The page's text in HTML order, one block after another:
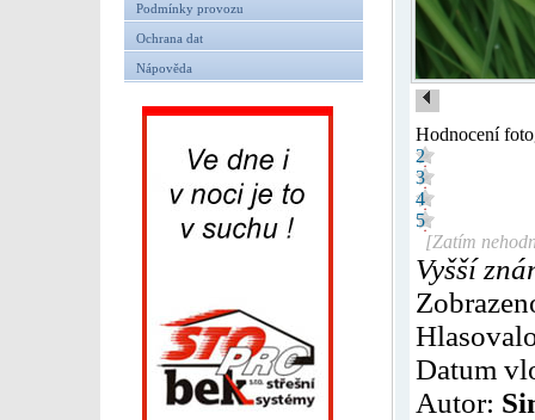
Podmínky provozu
Ochrana dat
Nápověda
Hodnocení
2
3
4
5
[Zatím
Vyšší
Datum
Autor: